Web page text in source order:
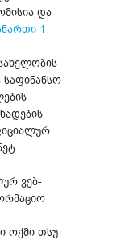
და
1
ვებ-
ოქმი თსუ